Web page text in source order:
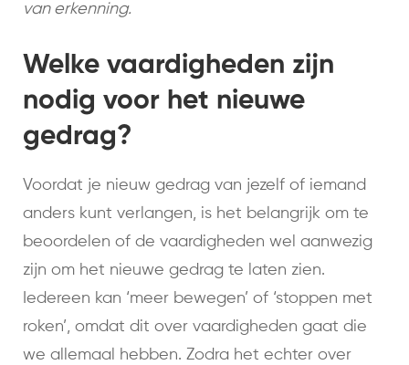
van erkenning.
Welke vaardigheden zijn
nodig voor het nieuwe
gedrag?
Voordat je nieuw gedrag van jezelf of iemand
anders kunt verlangen, is het belangrijk om te
beoordelen of de vaardigheden wel aanwezig
zijn om het nieuwe gedrag te laten zien.
Iedereen kan ‘meer bewegen’ of ‘stoppen met
roken’, omdat dit over vaardigheden gaat die
we allemaal hebben. Zodra het echter over